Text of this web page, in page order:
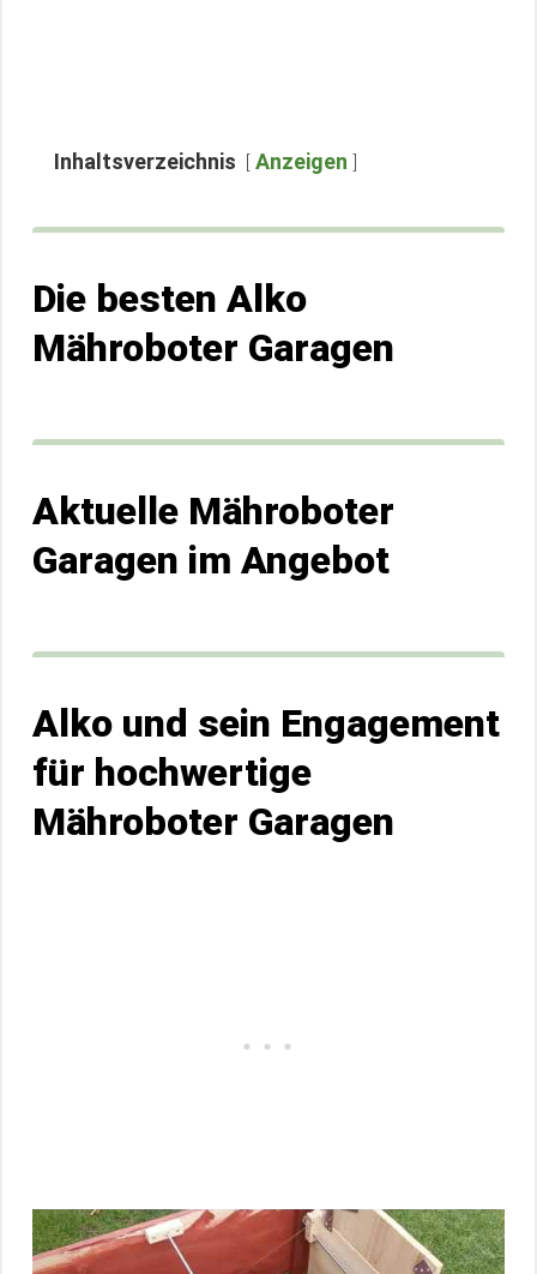
Inhaltsverzeichnis Anzeigen
Die besten Alko
Mähroboter Garagen
Aktuelle Mähroboter
Garagen im Angebot
Alko und sein Engagement
für hochwertige
Mähroboter Garagen